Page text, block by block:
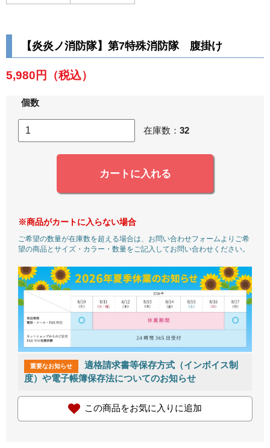
【炎炎ノ消防隊】第7特殊消防隊 腹掛け
5,980円 （税込）
個数
在庫数： 32
カートに入れる
※商品がカートに入らない場合
ご希望の数量が在庫数を超える場合は、お問い合わせフォームよりご希
望の商品とサイズ・カラー・数量をご記入してお問い合わせください。
重要なお知らせ
適格請求書等保存方式（インボイス制
度）や電子帳簿保存法についてのお知らせ
この商品をお気に入りに追加